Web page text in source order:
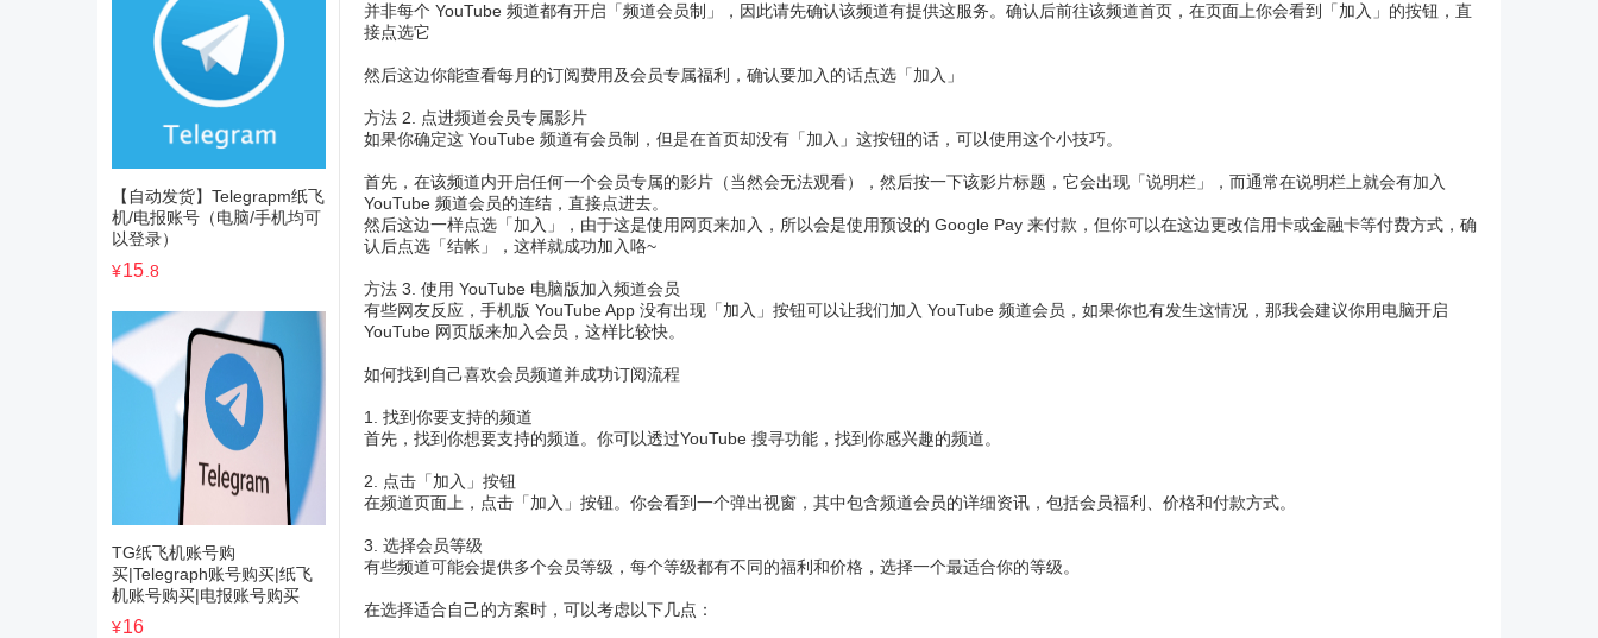
【自动发货】Telegrapm纸飞
机/电报账号（电脑/手机均可
以登录）
¥15 .8
TG纸飞机账号购
买|Telegraph账号购买|纸飞
机账号购买|电报账号购买
¥16
并非每个 YouTube 频道都有开启「频道会员制」，因此请先确认该频道有提供这服务。确认后前往该频道首页，在页面上你会看到「加入」的按钮，直
接点选它
然后这边你能查看每月的订阅费用及会员专属福利，确认要加入的话点选「加入」
方法 2. 点进频道会员专属影片
如果你确定这 YouTube 频道有会员制，但是在首页却没有「加入」这按钮的话，可以使用这个小技巧。
首先，在该频道内开启任何一个会员专属的影片（当然会无法观看），然后按一下该影片标题，它会出现「说明栏」，而通常在说明栏上就会有加入
YouTube 频道会员的连结，直接点进去。
然后这边一样点选「加入」，由于这是使用网页来加入，所以会是使用预设的 Google Pay 来付款，但你可以在这边更改信用卡或金融卡等付费方式，确
认后点选「结帐」，这样就成功加入咯~
方法 3. 使用 YouTube 电脑版加入频道会员
有些网友反应，手机版 YouTube App 没有出现「加入」按钮可以让我们加入 YouTube 频道会员，如果你也有发生这情况，那我会建议你用电脑开启
YouTube 网页版来加入会员，这样比较快。
如何找到自己喜欢会员频道并成功订阅流程
1. 找到你要支持的频道
首先，找到你想要支持的频道。你可以透过YouTube 搜寻功能，找到你感兴趣的频道。
2. 点击「加入」按钮
在频道页面上，点击「加入」按钮。你会看到一个弹出视窗，其中包含频道会员的详细资讯，包括会员福利、价格和付款方式。
3. 选择会员等级
有些频道可能会提供多个会员等级，每个等级都有不同的福利和价格，选择一个最适合你的等级。
在选择适合自己的方案时，可以考虑以下几点：